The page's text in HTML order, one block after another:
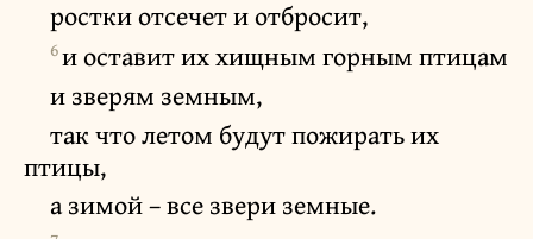
ростки отсечет и отбросит,
6и оставит их хищным горным птицам
и зверям земным,
так что летом будут пожирать их
птицы,
а зимой – все звери земные.